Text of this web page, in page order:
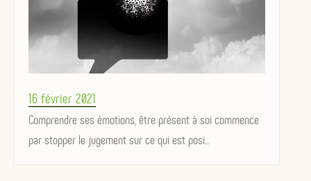
Posted
on
16 février 2021
Comprendre ses émotions, être présent à soi commence
par stopper le jugement sur ce qui est posi...